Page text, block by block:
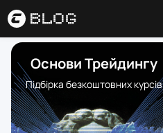
Основи Трейдингу
Підбірка безкоштовних курсів